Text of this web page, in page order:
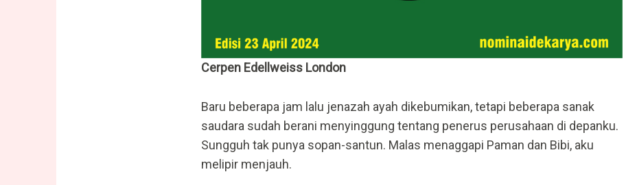
Cerpen Edellweiss London
Baru beberapa jam lalu jenazah ayah dikebumikan, tetapi beberapa sanak
saudara sudah berani menyinggung tentang penerus perusahaan di depanku.
Sungguh tak punya sopan-santun. Malas menaggapi Paman dan Bibi, aku
melipir menjauh.